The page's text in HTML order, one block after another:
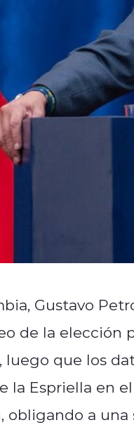
Gustavo
de la elección
luego que los
la Espriella en
obligando a